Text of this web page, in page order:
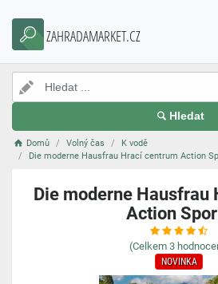
ZAHRADAMARKET.CZ
Hledat
Domů Volný čas
K vodě
Die moderne Hausfrau Hrací centrum Action
Die moderne Hausfrau
Action
(Celkem 3
NOVINKA